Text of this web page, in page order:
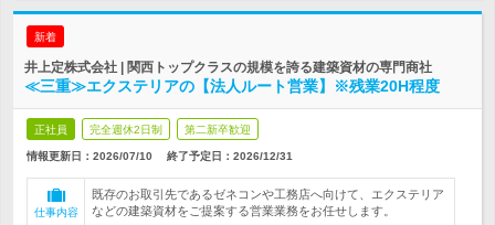
新着
井上定株式会社 | 関西トップクラスの規模を誇る建築資材の専門商社
≪三重≫エクステリアの【法人ルート営業】※残業20H程度
正社員 完全週休2日制 第二新卒歓迎
情報更新日：2026/07/10 終了予定日： 2026/12/31
仕事内容
既存のお取引先であるゼネコンや工務店へ向けて、エクステリア
などの建築資材をご提案する営業業務をお任せします。